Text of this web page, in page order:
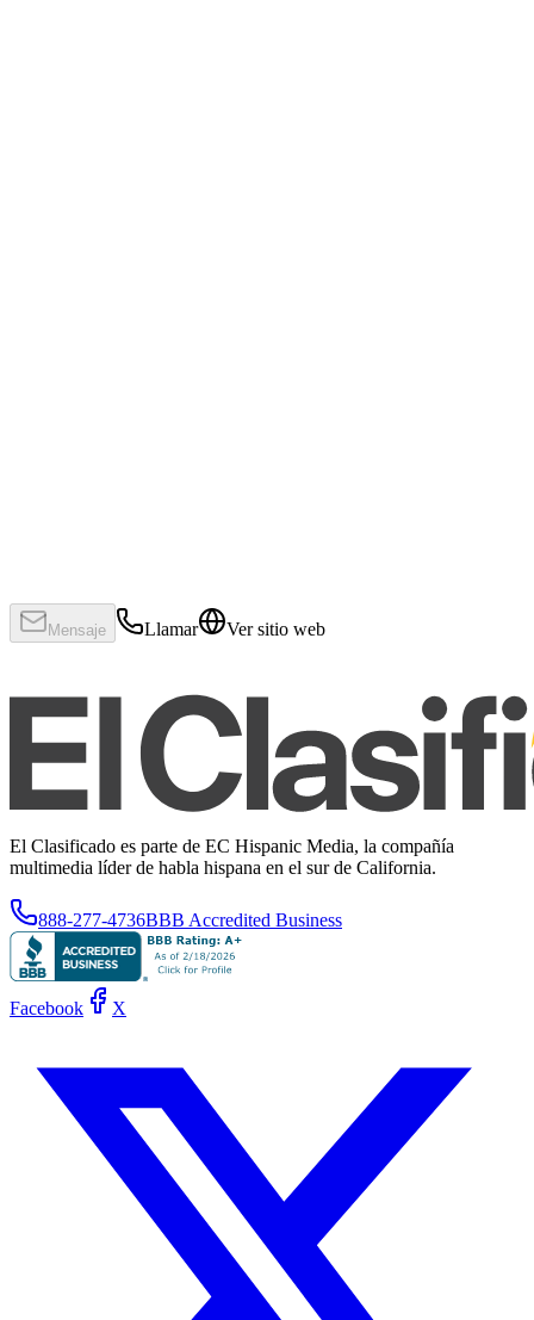
Mensaje Llamar Ver sitio web
El Clasificado es parte de EC Hispanic Media, la compañía
multimedia líder de habla hispana en el sur de California.
888-277-4736BBB Accredited Business
Facebook X